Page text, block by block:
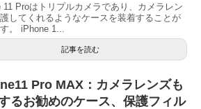
11 Proはトリプルカメラであり、カメラレン
してくれるようなケースを装着することが
。 iPhone 1...
記事を読む
Pro MAX：カメラレンズも
るお勧めのケース、保護フィル